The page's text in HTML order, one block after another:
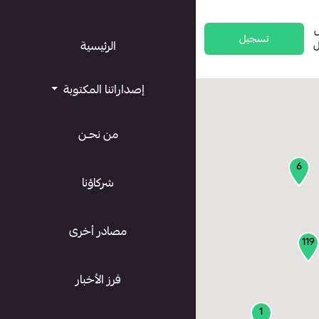
تسجيل
119
6
1
الرئيسية
إصداراتنا المكتوبة
من نحـن
شركاؤنا
مصادر أخرى
فرز الأخبار